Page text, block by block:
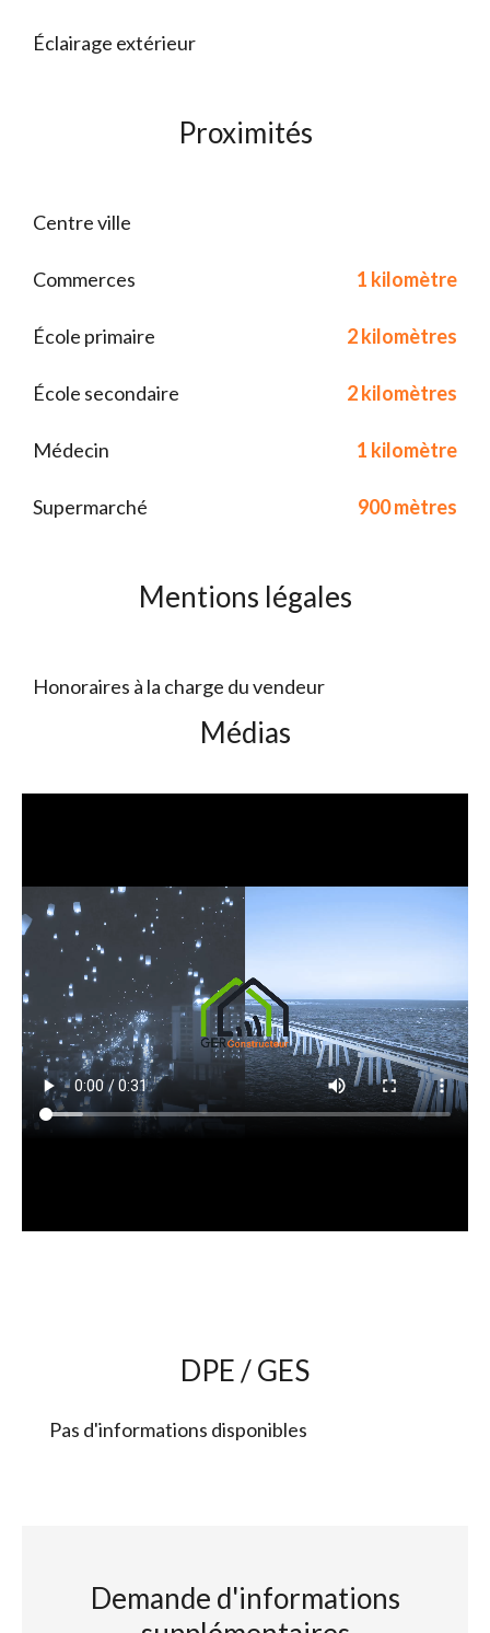
Éclairage extérieur
Proximités
Centre ville
Commerces 1 kilomètre
École primaire 2 kilomètres
École secondaire 2 kilomètres
Médecin 1 kilomètre
Supermarché 900 mètres
Mentions légales
Honoraires à la charge du vendeur
Médias
DPE / GES
Pas d'informations disponibles
Demande d'informations